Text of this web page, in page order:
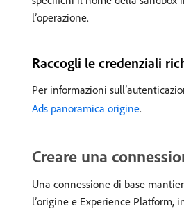
l’operazione.
Raccogli le credenziali
Per informazioni
Ads panoramica origine.
Creare una
Una connessione di base
l’origine e Experience Platform,